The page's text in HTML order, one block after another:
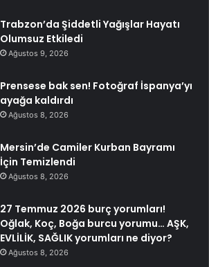
Trabzon’da Şiddetli Yağışlar Hayatı
Olumsuz Etkiledi
Ağustos 9, 2026
Prensese bak sen! Fotoğraf İspanya’yı
ayağa kaldırdı
Ağustos 8, 2026
Mersin’de Camiler Kurban Bayramı
İçin Temizlendi
Ağustos 8, 2026
27 Temmuz 2026 burç yorumları!
Oğlak, Koç, Boğa burcu yorumu… AŞK,
EVLİLİK, SAĞLIK yorumları ne diyor?
Ağustos 8, 2026